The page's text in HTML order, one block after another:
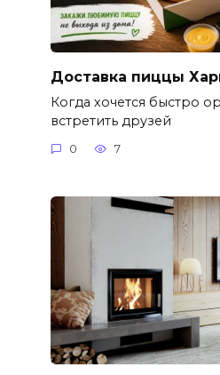
Доставка пиццы
Когда хочется быстро
встретить друзей
0 7